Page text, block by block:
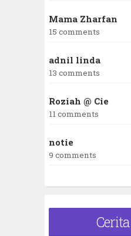
Mama Zharfan
15 comments
adnil linda
13 comments
Roziah @ Cie
11 comments
notie
9 comments